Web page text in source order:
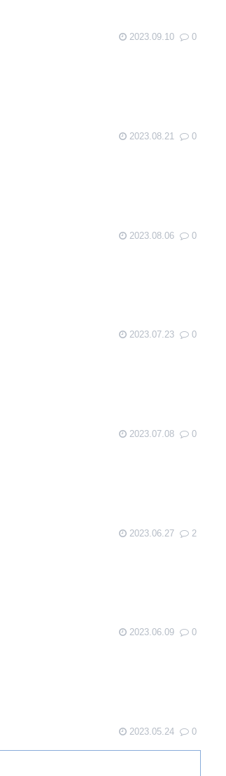
2023.09.10 0
2023.08.21 0
2023.08.06 0
2023.07.23 0
2023.07.08 0
2023.06.27 2
2023.06.09 0
2023.05.24 0